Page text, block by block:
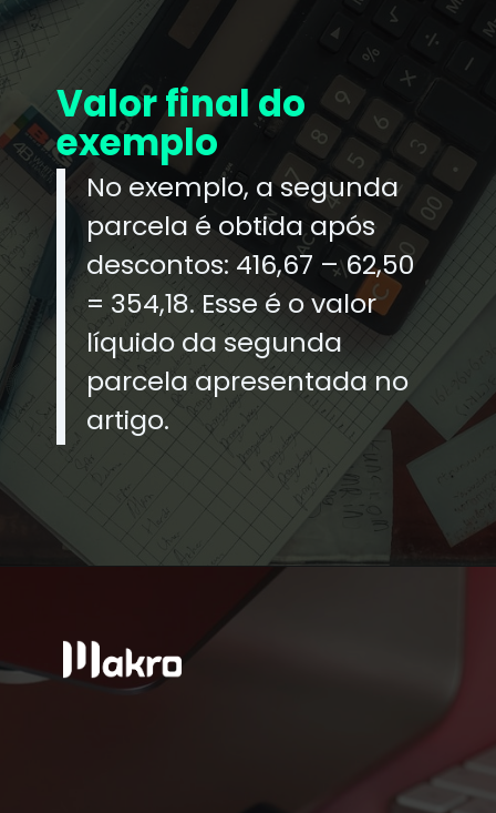
Valor final do
exemplo
No exemplo, a segunda
parcela é obtida após
descontos: 416,67 – 62,50
= 354,18. Esse é o valor
líquido da segunda
parcela apresentada no
artigo.